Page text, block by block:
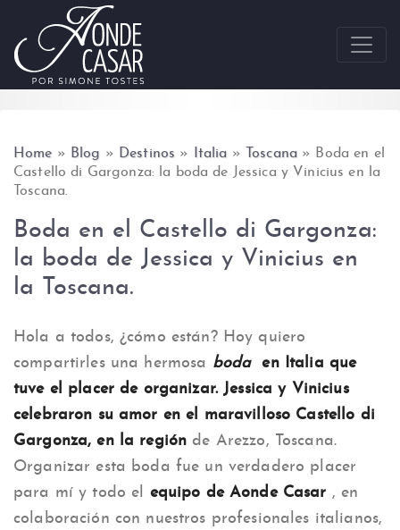
Skip to content
Home » Blog » Destinos » Italia » Toscana»
Boda en el
Castello di Gargonza: la boda de Jessica y Vinicius en la
Toscana.
Boda en el Castello di Gargonza:
la boda de Jessica y Vinicius en
la Toscana.
Hola a todos, ¿cómo están? Hoy quiero
compartirles una hermosa bodaen Italia que
tuve el placer de organizar. Jessica y Vinicius
celebraron su amor en el maravilloso Castello di
Gargonza, en la región de Arezzo, Toscana.
Organizar esta boda fue un verdadero placer
para mí y todo el equipo de Aonde Casar , en
colaboración con nuestros profesionales italianos,